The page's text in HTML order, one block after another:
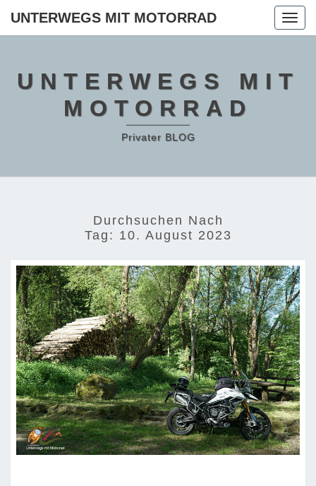
UNTERWEGS MIT MOTORRAD
UNTERWEGS MIT
MOTORRAD
Privater BLOG
Durchsuchen Nach
Tag: 10. August 2023